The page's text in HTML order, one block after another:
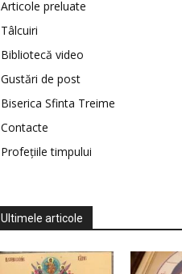
Articole preluate
Tâlcuiri
Bibliotecă video
Gustări de post
Biserica Sfinta Treime
Contacte
Profețiile timpului
Ultimele articole